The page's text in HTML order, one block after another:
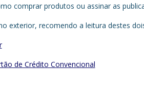
comprar produtos ou assinar as
exterior, recomendo a leitura destes
de Crédito Convencional